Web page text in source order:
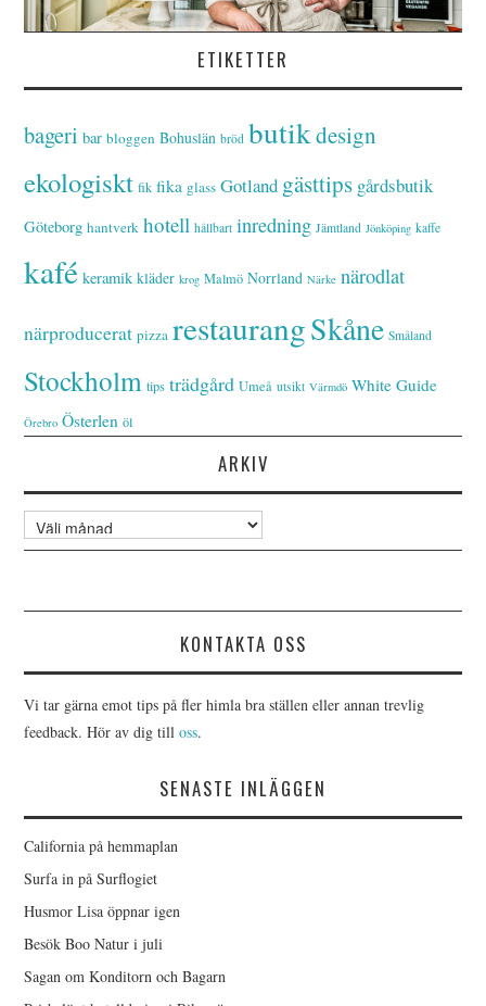
ETIKETTER
bageri bar bloggen Bohuslän bröd butikdesign
ekologiskt fik fika glass Gotland gästtips gårdsbutik
Göteborg hantverk hotell hållbart inredning Jämtland Jönköping kaffe
kafé keramik kläder krog Malmö Norrland Närke närodlat
närproducerat pizza restaurangSkåne Småland
Stockholm tips trädgård Umeå utsikt Värmdö White Guide
Örebro Österlen öl
ARKIV
Arkiv
KONTAKTA OSS
Vi tar gärna emot tips på fler himla bra ställen eller annan trevlig
feedback. Hör av dig tilloss.
SENASTE INLÄGGEN
California på hemmaplan
Surfa in på Surflogiet
Husmor Lisa öppnar igen
Besök Boo Natur i juli
Sagan om Konditorn och Bagarn